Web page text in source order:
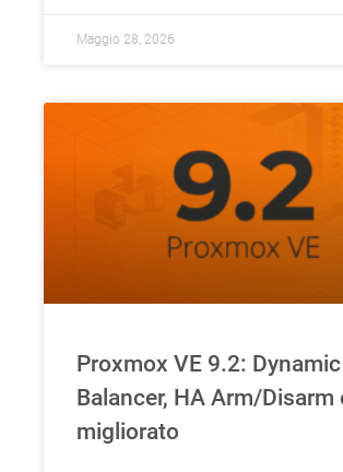
Maggio 28, 2026
Proxmox VE 9.2: Dynamic
Balancer, HA Arm/Disarm
migliorato